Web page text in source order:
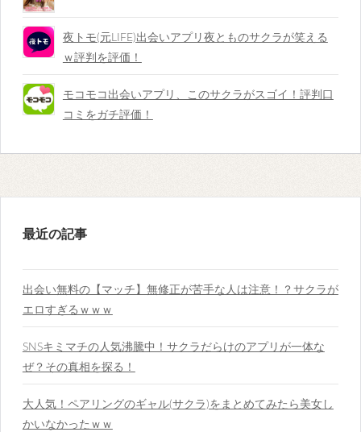
夜トモ(元LIFE)出会いアプリ夜とものサクラが笑える
ｗ評判を評価！
モコモコ出会いアプリ、このサクラがスゴイ！評判口
コミをガチ評価！
最近の記事
出会い無料の【マッチ】無修正が苦手な人は注意！？サクラが
エロすぎるｗｗｗ
SNSキミマチの人気沸騰中！サクラだらけのアプリが一体な
ぜ？その真相を探る！
大人気！ペアリングのギャル(サクラ)をまとめてみたら美女し
かいなかったｗｗ